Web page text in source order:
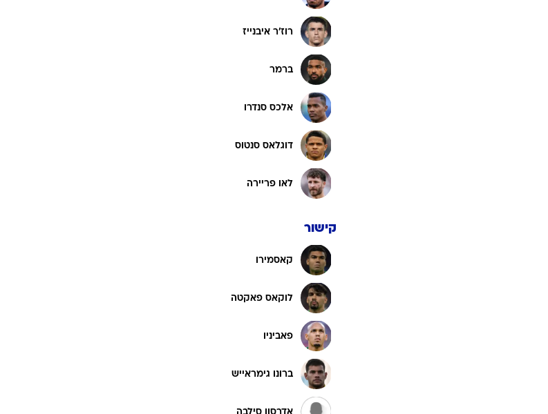
רוז'ר איבנייז
ברמר
אלכס סנדרו
דוגלאס סנטוס
לאו פריירה
קישור
קאסמירו
לוקאס פאקטה
פאביניו
ברונו גימראייש
אדרסון סילבה